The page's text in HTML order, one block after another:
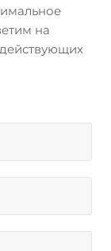
на